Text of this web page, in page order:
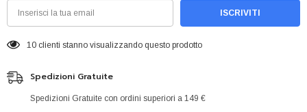
ISCRIVITI
10 clienti stanno visualizzando questo prodotto
Spedizioni Gratuite
Spedizioni Gratuite con ordini superiori a 149 €